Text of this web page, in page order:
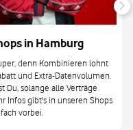
in Hamburg
denn Kombinieren lohnt
und Extra-Datenvolumen.
Du, solange alle Verträge
Infos gibt's in unseren Shops
vorbei.